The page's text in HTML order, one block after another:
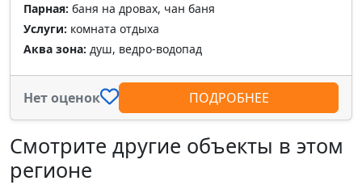
Парная: баня на дровах, чан баня
Услуги: комната отдыха
Аква зона: душ, ведро-водопад
Нет оценок ПОДРОБНЕЕ
Смотрите другие объекты в этом
регионе